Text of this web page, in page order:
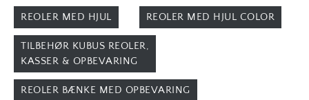
REOLER MED HJUL REOLER MED HJUL COLOR
TILBEHØR KUBUS REOLER,
KASSER & OPBEVARING
REOLER BÆNKE MED OPBEVARING